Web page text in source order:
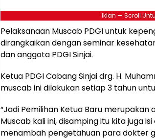
Iklan — Scroll
Pelaksanaan Muscab PDGI untuk
dirangkaikan dengan seminar
dan anggota PDGI Sinjai.
Ketua PDGI Cabang Sinjai drg. H.
muscab ini dilakukan setiap 3 tahun
“Jadi Pemilihan Ketua Baru
Muscab kali ini, disamping itu kita juga
menambah pengetahuan para dokter